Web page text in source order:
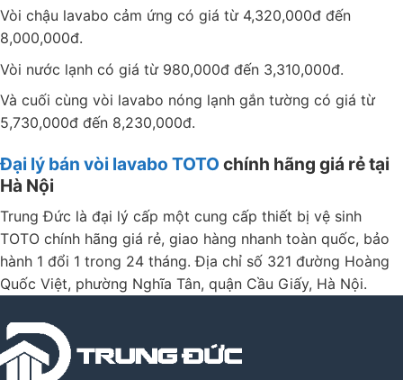
Vòi chậu lavabo cảm ứng có giá từ 4,320,000đ đến
8,000,000đ.
Vòi nước lạnh có giá từ 980,000đ đến 3,310,000đ.
Và cuối cùng vòi lavabo nóng lạnh gắn tường có giá từ
5,730,000đ đến 8,230,000đ.
Đại lý bán vòi lavabo TOTO chính hãng giá rẻ tại
Hà Nội
Trung Đức là đại lý cấp một cung cấp thiết bị vệ sinh
TOTO chính hãng giá rẻ, giao hàng nhanh toàn quốc, bảo
hành 1 đổi 1 trong 24 tháng. Địa chỉ số 321 đường Hoàng
Quốc Việt, phường Nghĩa Tân, quận Cầu Giấy, Hà Nội.